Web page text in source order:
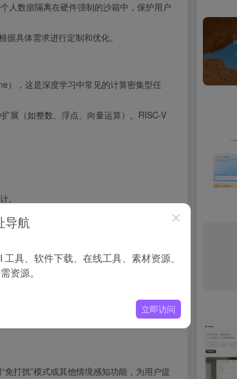
人数据隔离在硬件强制的沙箱中，保护用户
具体需求进行定制和优化。
），这是深度学习中常见的计算密集型任
展（如整数、浮点、向量运算）。RISC-V
。
架的模型通过 MLIR 中间表示进行优化，通过
，将敏感数据和模型隔离在硬件沙箱中，防
打扰”模式或其他情境感知功能，为用户提
导航
具、软件下载、在线工具、素材资源、
资源。
立即访问